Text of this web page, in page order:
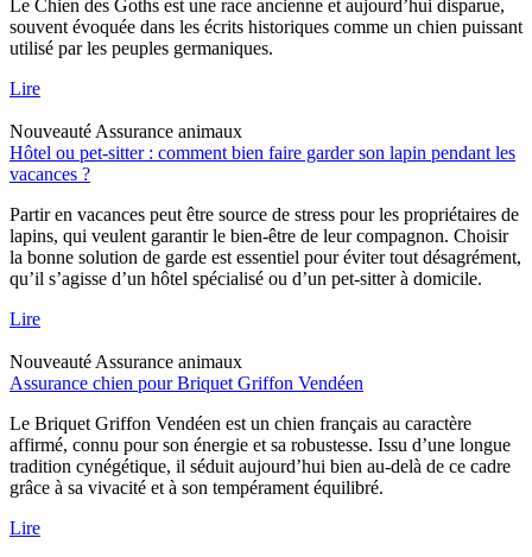
Le Chien des Goths est une race ancienne et aujourd’hui disparue,
souvent évoquée dans les écrits historiques comme un chien puissant
utilisé par les peuples germaniques.
Lire
Nouveauté Assurance animaux
Hôtel ou pet-sitter : comment bien faire garder son lapin pendant les
vacances ?
Partir en vacances peut être source de stress pour les propriétaires de
lapins, qui veulent garantir le bien-être de leur compagnon. Choisir
la bonne solution de garde est essentiel pour éviter tout désagrément,
qu’il s’agisse d’un hôtel spécialisé ou d’un pet-sitter à domicile.
Lire
Nouveauté Assurance animaux
Assurance chien pour Briquet Griffon Vendéen
Le Briquet Griffon Vendéen est un chien français au caractère
affirmé, connu pour son énergie et sa robustesse. Issu d’une longue
tradition cynégétique, il séduit aujourd’hui bien au-delà de ce cadre
grâce à sa vivacité et à son tempérament équilibré.
Lire